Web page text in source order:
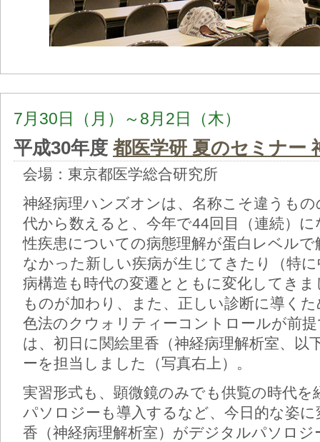
7月30日（月）～8月2日（木）
平成30年度 都医学研 夏のセミナー
会場：東京都医学総合研究所
神経病理ハンズオンは、名称こそ違うも
代から数えると、今年で44回目（連続）
性疾患についての病態理解が蛋白レベル
なかった新しい疾病が生じてきたり（特
病構造も時代の変遷とともに変化してき
ものが加わり、また、正しい診断に導く
色法のクウォリティーコントロールが前
は、初日に関絵里香（神経病理解析室、以
ーを担当しました（写真右上）。
実習形式も、顕微鏡のみでも供覧の時代
パソロジーも導入するなど、今日的な姿
香（神経病理解析室）がデジタルパソロ